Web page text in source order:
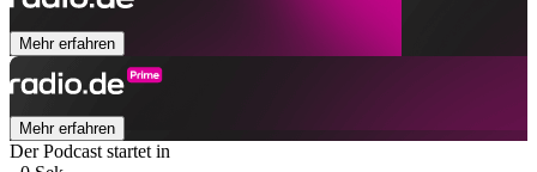
Mehr erfahren
Mehr erfahren
Der Podcast startet in